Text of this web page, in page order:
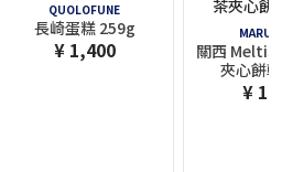
QUOLOFUNE
長崎蛋糕 259g
¥ 1,400
關西
夾心餅
¥